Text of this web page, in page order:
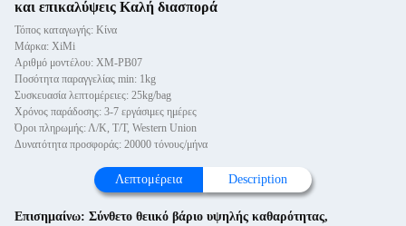
και επικαλύψεις Καλή διασπορά
Τόπος καταγωγής: Κίνα
Μάρκα: XiMi
Αριθμό μοντέλου: XM-PB07
Ποσότητα παραγγελίας min: 1kg
Συσκευασία λεπτομέρειες: 25kg/bag
Χρόνος παράδοσης: 3-7 εργάσιμες ημέρες
Όροι πληρωμής: Λ/Κ, Τ/Τ, Western Union
Δυνατότητα προσφοράς: 20000 τόνους/μήνα
Λεπτομέρεια Description
Επισημαίνω: Σύνθετο θειικό βάριο υψηλής καθαρότητας,